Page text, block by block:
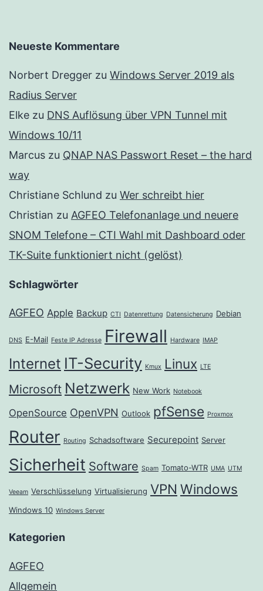
Neueste Kommentare
Norbert Dregger zu Windows Server 2019 als
Radius Server
Elke zu DNS Auflösung über VPN Tunnel mit
Windows 10/11
Marcus zu QNAP NAS Passwort Reset – the hard
way
Christiane Schlund zu Wer schreibt hier
Christian zu AGFEO Telefonanlage und neuere
SNOM Telefone – CTI Wahl mit Dashboard oder
TK-Suite funktioniert nicht (gelöst)
Schlagwörter
AGFEO Apple Backup CTI Datenrettung Datensicherung Debian
DNS E-Mail Feste IP Adresse Firewall Hardware IMAP
Internet IT-Security Kmux Linux LTE
Microsoft Netzwerk New Work Notebook
OpenSource OpenVPN Outlook pfSense Proxmox
Router Routing Schadsoftware Securepoint Server
Sicherheit Software Spam Tomato-WTR UMA UTM
Veeam Verschlüsselung Virtualisierung VPN Windows
Windows 10 Windows Server
Kategorien
AGFEO
Allgemein